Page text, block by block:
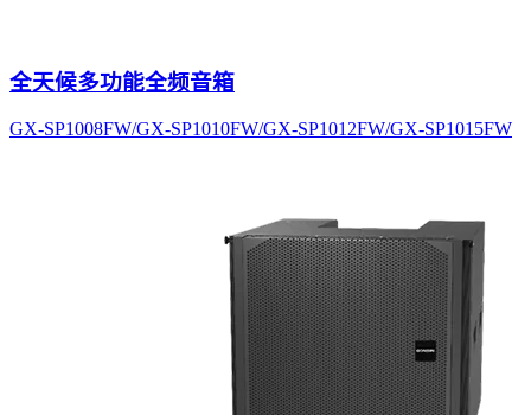
全天候多功能全频音箱
GX-SP1008FW/GX-SP1010FW/GX-SP1012FW/GX-SP1015FW